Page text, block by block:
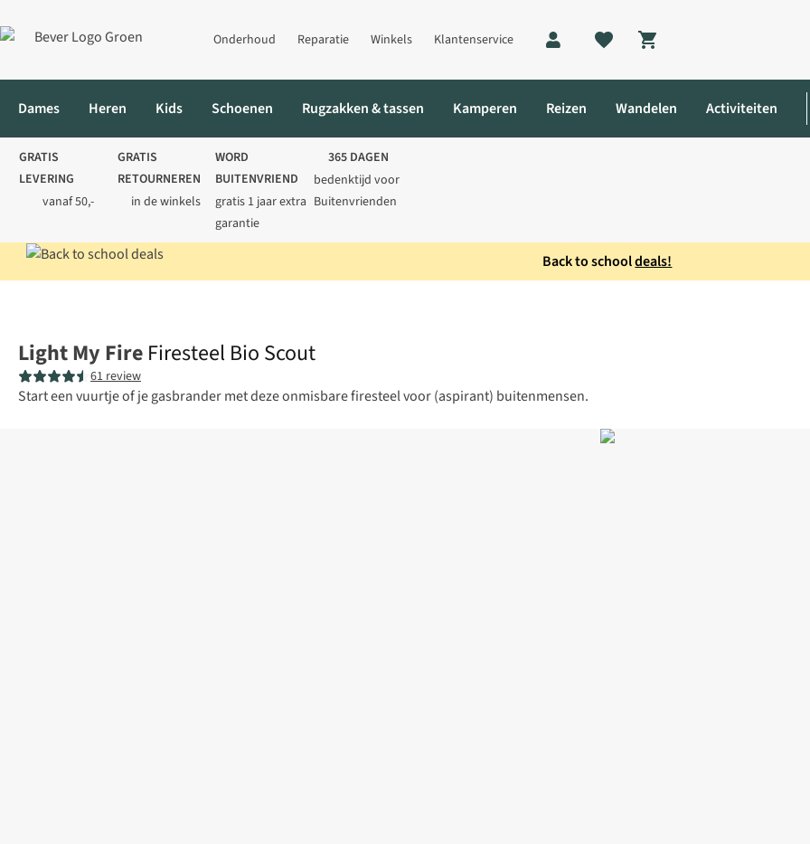
Onderhoud Reparatie Winkels Klantenservice
Shopping cart
Dames Heren Kids Schoenen Rugzakken & tassen Kamperen Reizen Wandelen Activiteiten
GRATIS
LEVERING
vanaf 50,-
GRATIS
RETOURNEREN
in de winkels
WORD
BUITENVRIEND
gratis 1 jaar extra
garantie
365 DAGEN
bedenktijd voor
Buitenvrienden
Back to schooldeals!
Light My Fire Firesteel Bio Scout
61 review
Start een vuurtje of je gasbrander met deze onmisbare firesteel voor (aspirant) buitenmensen.